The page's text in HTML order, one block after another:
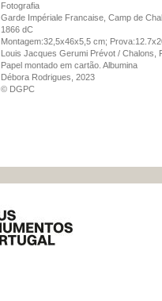
Fotografia
Garde Impériale Francaise, Camp de
1866 dC
Montagem:32,5x46x5,5 cm;
Louis Jacques Gerumi Prévot / Chalons,
Papel montado em cartão. Albumina
Débora Rodrigues, 2023
© DGPC